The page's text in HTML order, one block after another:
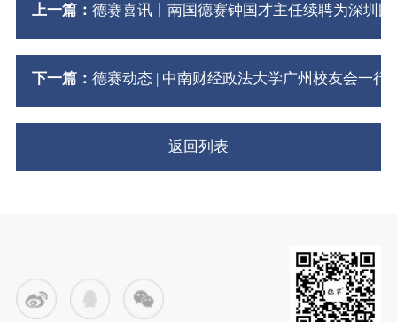
上一篇： 德赛喜讯丨南国德赛钟国才主任续聘为深圳
下一篇： 德赛动态 | 中南财经政法大学广州校友会一行
返回列表